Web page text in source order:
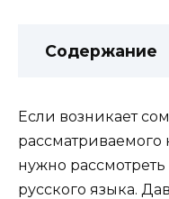
Содержание
Если возникает
рассматриваемого
нужно
русского языка.